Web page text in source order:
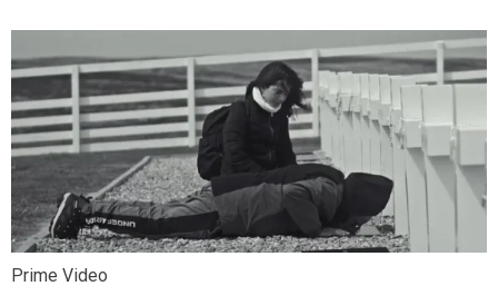
Prime Video